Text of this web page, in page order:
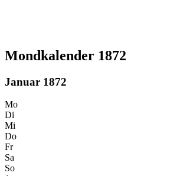
Mondkalender 1872
Januar 1872
Mo
Di
Mi
Do
Fr
Sa
So